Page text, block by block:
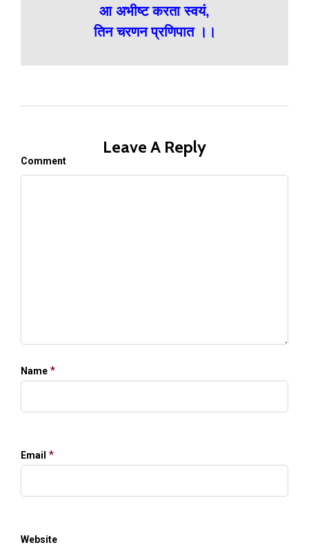
आ अभीष्ट करता स्वयं,
तिन चरणन प्रणिपात ।।
Leave A Reply
Comment
Name *
Email *
Website